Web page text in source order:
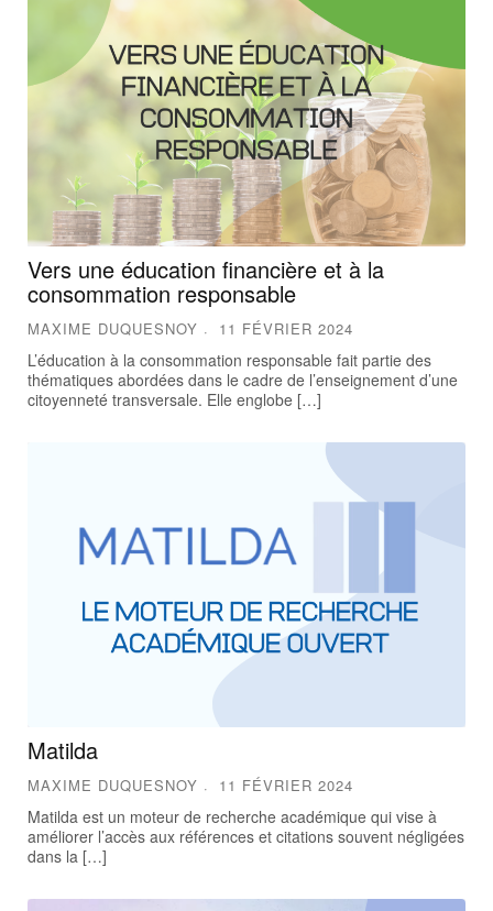
Vers une éducation financière et à la
consommation responsable
MAXIME DUQUESNOY 11 FÉVRIER 2024
L’éducation à la consommation responsable fait partie des
thématiques abordées dans le cadre de l’enseignement d’une
citoyenneté transversale. Elle englobe […]
Matilda
MAXIME DUQUESNOY 11 FÉVRIER 2024
Matilda est un moteur de recherche académique qui vise à
améliorer l’accès aux références et citations souvent négligées
dans la […]